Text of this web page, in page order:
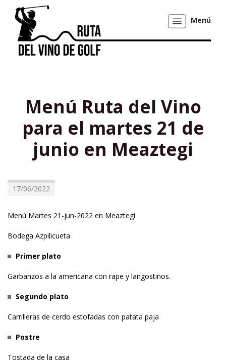
Mostrar/ocultar
navegación
Menú
Menú Ruta del Vino
para el martes 21 de
junio en Meaztegi
17/06/2022
Menú Martes 21-jun-2022 en Meaztegi
Bodega Azpilicueta
Primer plato
Garbanzos a la americana con rape y langostinos.
Segundo plato
Carrilleras de cerdo estofadas con patata paja
Postre
Tostada de la casa